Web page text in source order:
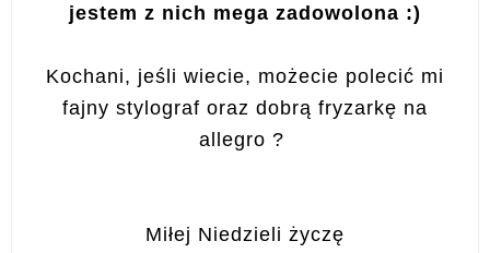
jestem z nich mega zadowolona :)
Kochani, jeśli wiecie, możecie polecić mi
fajny stylograf oraz dobrą fryzarkę na
allegro ?
Miłej Niedzieli życzę